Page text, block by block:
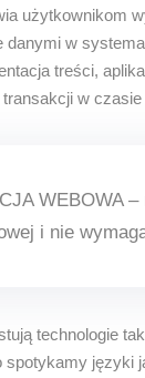
użytkownikom
danymi w
treści,
w
WEBOWA
i nie
technologie
języki